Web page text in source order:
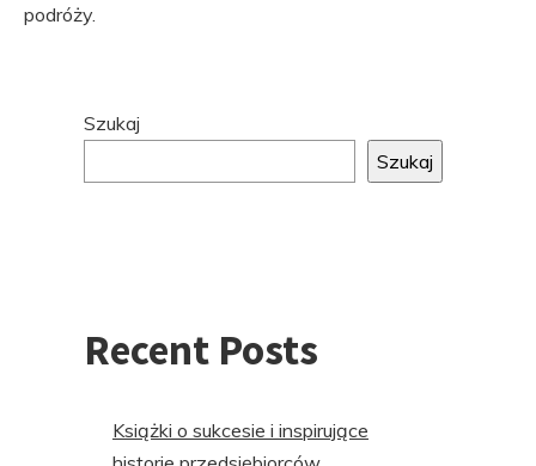
podróży.
Przejdź
stopki
Szukaj
Szukaj
Recent Posts
Książki o sukcesie i inspirujące